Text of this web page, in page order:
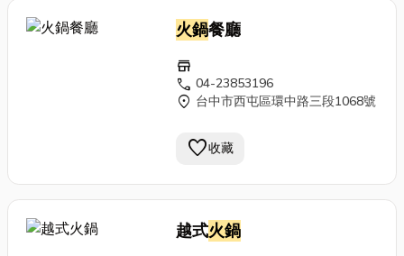
火鍋餐廳
store
call 04-23853196
location_on 台中市西屯區環中路三段1068號
favorite收藏
越式火鍋